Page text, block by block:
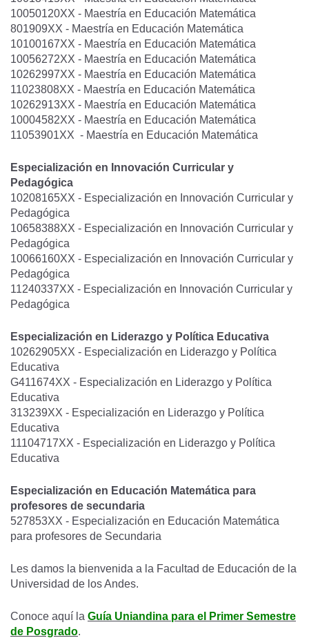
10050120XX - Maestría en Educación Matemática
801909XX - Maestría en Educación Matemática
10100167XX - Maestría en Educación Matemática
10056272XX - Maestría en Educación Matemática
10262997XX - Maestría en Educación Matemática
11023808XX - Maestría en Educación Matemática
10262913XX - Maestría en Educación Matemática
10004582XX - Maestría en Educación Matemática
11053901XX - Maestría en Educación Matemática
Especialización en Innovación Curricular y
Pedagógica
10208165XX - Especialización en Innovación Curricular y
Pedagógica
10658388XX - Especialización en Innovación Curricular y
Pedagógica
10066160XX - Especialización en Innovación Curricular y
Pedagógica
11240337XX - Especialización en Innovación Curricular y
Pedagógica
Especialización en Liderazgo y Política Educativa
10262905XX - Especialización en Liderazgo y Política
Educativa
G411674XX - Especialización en Liderazgo y Política
Educativa
313239XX - Especialización en Liderazgo y Política
Educativa
11104717XX - Especialización en Liderazgo y Política
Educativa
Especialización en Educación Matemática para
profesores de secundaria
527853XX - Especialización en Educación Matemática
para profesores de Secundaria
Les damos la bienvenida a la Facultad de Educación de la
Universidad de los Andes.
Conoce aquí la Guía Uniandina para el Primer Semestre
de Posgrado.